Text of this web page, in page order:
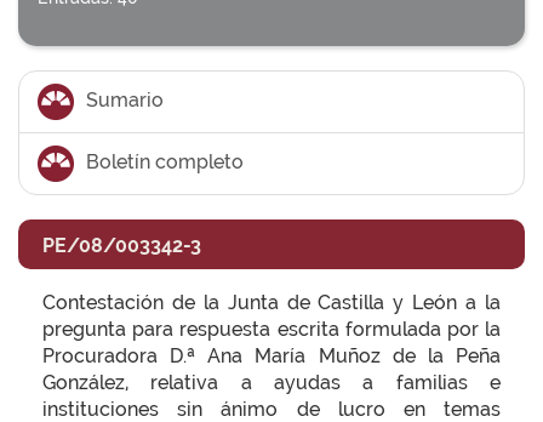
Sumario
Boletín completo
PE/08/003342-3
Contestación de la Junta de Castilla y León a la
pregunta para respuesta escrita formulada por la
Procuradora D.ª Ana María Muñoz de la Peña
González, relativa a ayudas a familias e
instituciones sin ánimo de lucro en temas